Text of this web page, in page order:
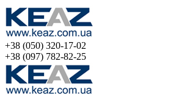
+38 (050) 320-17-02
+38 (097) 782-82-25